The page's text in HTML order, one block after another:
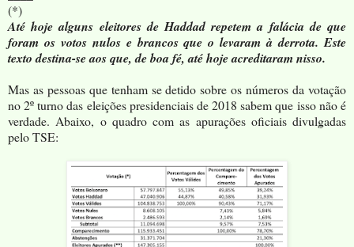
(*)
Até hoje alguns eleitores de Haddad repetem a falácia de que
foram os votos nulos e brancos que o levaram à derrota. Este
texto destina-se aos que, de boa fé, até hoje acreditaram nisso.
Mas as pessoas que tenham se detido sobre os números da votação
no 2º turno das eleições presidenciais de 2018 sabem que isso não é
verdade. Abaixo, o quadro com as apurações oficiais divulgadas
pelo TSE: